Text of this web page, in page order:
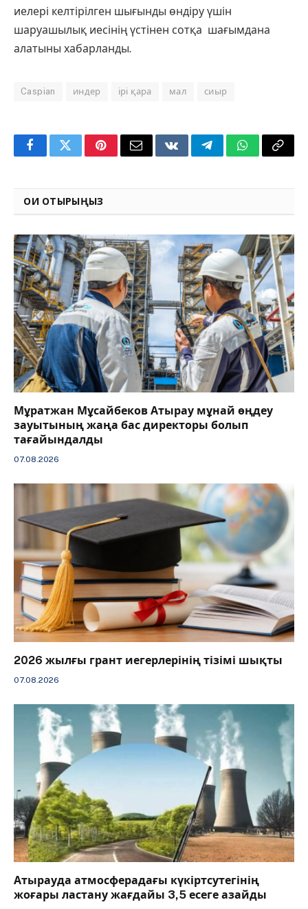
иелері келтірілген шығынды өндіру үшін
шаруашылық иесінің үстінен сотқа шағымдана
алатыны хабарланды.
Caspian индер ірі қара мал сиыр
FacebookTwitterPinterestEmail VKontakteTelegramWhatsApp
Copy
ОҚИ ОТЫРЫҢЫЗ
Мұратжан Мұсайбеков Атырау мұнай өңдеу
зауытының жаңа бас директоры болып
тағайындалды
07.08.2026
2026 жылғы грант иегерлерінің тізімі шықты
07.08.2026
Атырауда атмосферадағы күкіртсутегінің
жоғары ластану жағдайы 3,5 есеге азайды